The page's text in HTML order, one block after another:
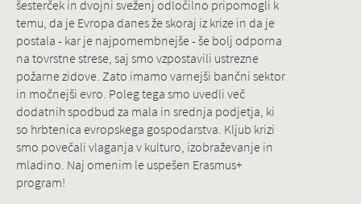
šesterček in dvojni sveženj odločilno pripomogli k
temu, da je Evropa danes že skoraj iz krize in da je
postala - kar je najpomembnejše - še bolj odporna
na tovrstne strese, saj smo vzpostavili ustrezne
požarne zidove. Zato imamo varnejši bančni sektor
in močnejši evro. Poleg tega smo uvedli več
dodatnih spodbud za mala in srednja podjetja, ki
so hrbtenica evropskega gospodarstva. Kljub krizi
smo povečali vlaganja v kulturo, izobraževanje in
mladino. Naj omenim le uspešen Erasmus+
program!